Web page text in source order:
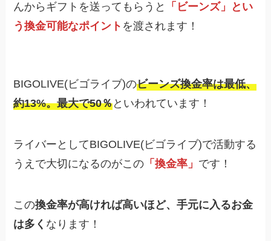
んからギフトを送ってもらうと
「ビーンズ」とい
う換金可能なポイント を渡されます！
BIGOLIVE(ビゴライブ)のビーンズ換金率は最低、
約13%。最大で50％といわれています！
ライバーとしてBIGOLIVE(ビゴライブ)で活動する
うえで大切になるのがこの 「換金率」 です！
この換金率が高ければ高いほど、手元に入るお金
は多く なります！